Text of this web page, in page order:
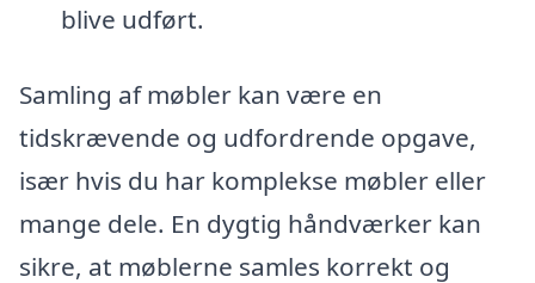
blive udført.
Samling af møbler kan være en
tidskrævende og udfordrende opgave,
især hvis du har komplekse møbler eller
mange dele. En dygtig håndværker kan
sikre, at møblerne samles korrekt og